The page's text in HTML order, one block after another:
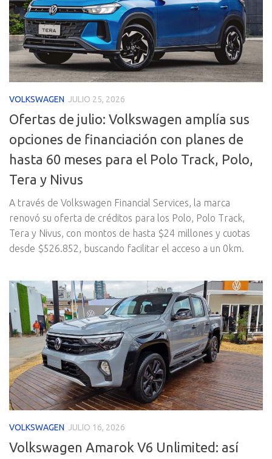
VOLKSWAGEN JULIO 25, 2026
Ofertas de julio: Volkswagen amplía sus
opciones de financiación con planes de
hasta 60 meses para el Polo Track, Polo,
Tera y Nivus
A través de Volkswagen Financial Services, la marca
renovó su oferta de créditos para los Polo, Polo Track,
Tera y Nivus, con montos de hasta $24 millones y cuotas
desde $526.852, buscando facilitar el acceso a un 0km.
VOLKSWAGEN JULIO 16, 2026
Volkswagen Amarok V6 Unlimited: así